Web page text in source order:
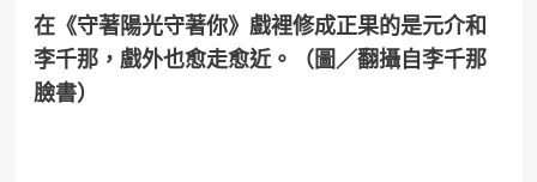
在《守著陽光守著你》戲裡修成正果的是元介和
李千那，戲外也愈走愈近。（圖／翻攝自李千那
臉書）